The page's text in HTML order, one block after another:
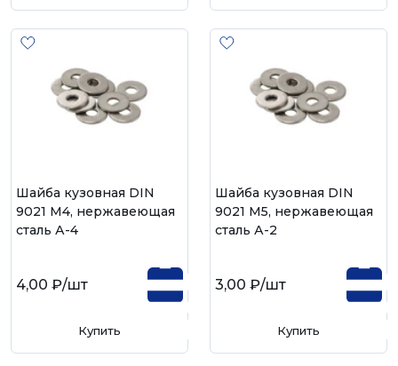
Шайба кузовная DIN
9021 М4, нержавеющая
сталь А-4
4,00 ₽/шт
Купить
Шайба кузовная DIN
9021 М5, нержавеющая
сталь А-2
3,00 ₽/шт
Купить